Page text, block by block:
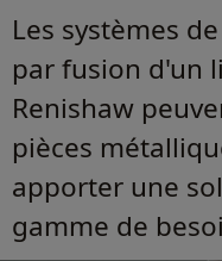
Les systèmes
par fusion d'un
Renishaw
pièces
apporter une
gamme de